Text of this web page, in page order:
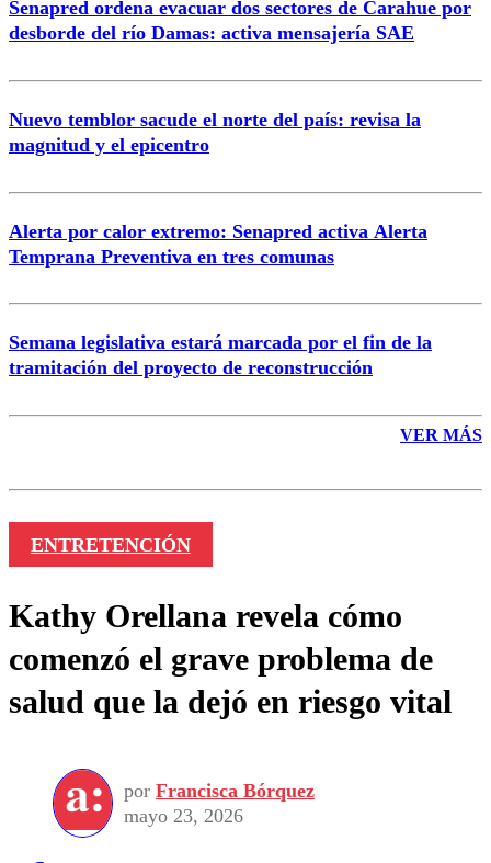
Correo
Senapred ordena evacuar dos sectores de Carahue por
desborde del río Damas: activa mensajería SAE
Nuevo temblor sacude el norte del país: revisa la
magnitud y el epicentro
Alerta por calor extremo: Senapred activa Alerta
Temprana Preventiva en tres comunas
Semana legislativa estará marcada por el fin de la
tramitación del proyecto de reconstrucción
VER MÁS
ENTRETENCIÓN
Kathy Orellana revela cómo
comenzó el grave problema de
salud que la dejó en riesgo vital
por Francisca Bórquez
mayo 23, 2026